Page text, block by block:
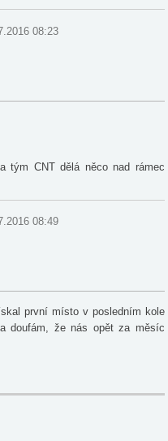
08:23
tým CNT dělá něco nad rámec
08:49
první místo v posledním kole
doufám, že nás opět za měsíc